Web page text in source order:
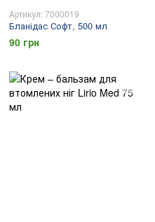
Артикул: 7000019
Бланідас Софт, 500 мл
90 грн